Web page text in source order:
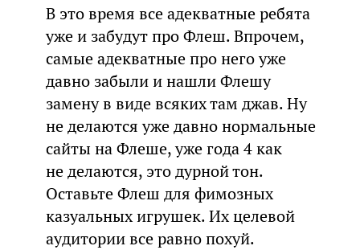
В это время все адекватные ребята
уже и забудут про Флеш. Впрочем,
самые адекватные про него уже
давно забыли и нашли Флешу
замену в виде всяких там джав. Ну
не делаются уже давно нормальные
сайты на Флеше, уже года 4 как
не делаются, это дурной тон.
Оставьте Флеш для фимозных
казуальных игрушек. Их целевой
аудитории все равно похуй.